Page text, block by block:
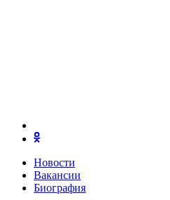
Новости
Вакансии
Биография